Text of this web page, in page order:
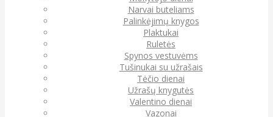
Narvai buteliams
Palinkėjimų knygos
Plaktukai
Ruletės
Spynos vestuvėms
Tušinukai su užrašais
Tėčio dienai
Užrašų knygutės
Valentino dienai
Vazonai